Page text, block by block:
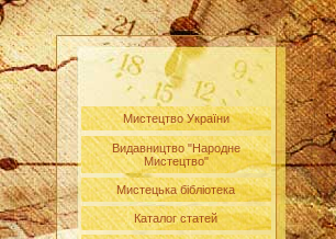
Мистецтво України
Видавництво "Народне
Мистецтво"
Мистецька бібліотека
Каталог статей